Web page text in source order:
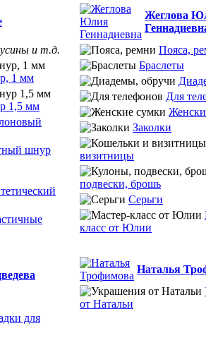
и т.д.
1 мм
1,5 мм
шнур
Жеглова
Пояса,
Браслеты
Для
Заколки
визитницы
подвески, брошь
Серьги
класс от Юлии
для
Наталья
от Натальи